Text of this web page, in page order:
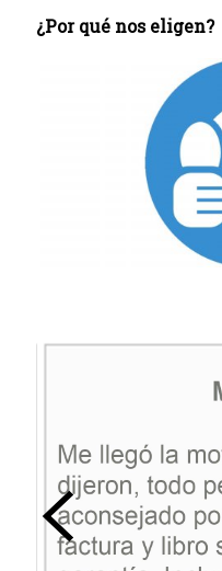
¿Por qué nos eligen?